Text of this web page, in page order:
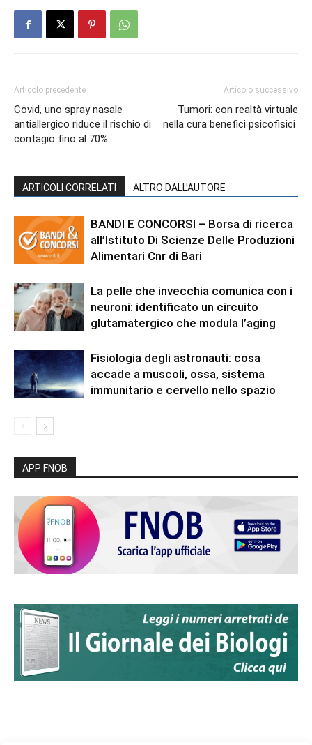
Articolo precedente
Covid, uno spray nasale
antiallergico riduce il rischio di
contagio fino al 70%
Articolo successivo
Tumori: con realtà virtuale
nella cura benefici psicofisici
ARTICOLI CORRELATI ALTRO DALL'AUTORE
BANDI E CONCORSI – Borsa di ricerca
all’Istituto Di Scienze Delle Produzioni
Alimentari Cnr di Bari
La pelle che invecchia comunica con i
neuroni: identificato un circuito
glutamatergico che modula l’aging
Fisiologia degli astronauti: cosa
accade a muscoli, ossa, sistema
immunitario e cervello nello spazio
APP FNOB